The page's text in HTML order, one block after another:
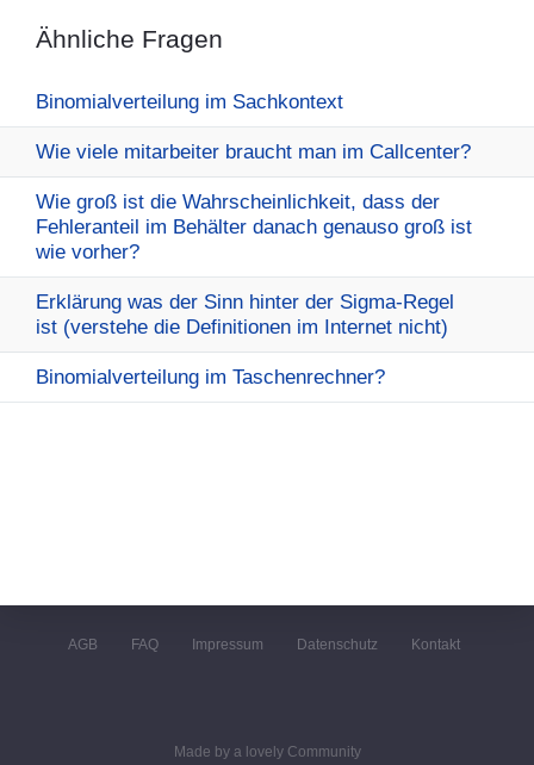
Ähnliche Fragen
Binomialverteilung im Sachkontext
Wie viele mitarbeiter braucht man im Callcenter?
Wie groß ist die Wahrscheinlichkeit, dass der
Fehleranteil im Behälter danach genauso groß ist
wie vorher?
Erklärung was der Sinn hinter der Sigma-Regel
ist (verstehe die Definitionen im Internet nicht)
Binomialverteilung im Taschenrechner?
AGB FAQ Impressum Datenschutz Kontakt
Made by a lovely Community